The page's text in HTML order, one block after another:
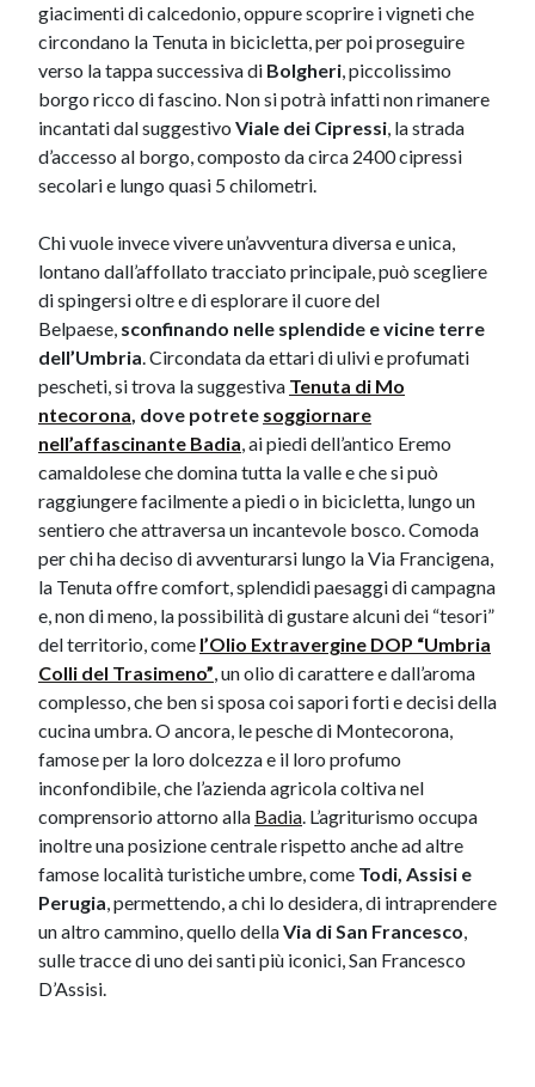
giacimenti di calcedonio, oppure scoprire i vigneti che
circondano la Tenuta in bicicletta, per poi proseguire
verso la tappa successiva di Bolgheri, piccolissimo
borgo ricco di fascino. Non si potrà infatti non rimanere
incantati dal suggestivo Viale dei Cipressi, la strada
d’accesso al borgo, composto da circa 2400 cipressi
secolari e lungo quasi 5 chilometri.​
​Chi vuole invece vivere un’avventura diversa e unica,
lontano dall’affollato tracciato principale, può scegliere
di spingersi oltre e di esplorare il cuore del
Belpaese, sconfinando nelle splendide e vicine terre
dell’Umbria. Circondata da ettari di ulivi e profumati
pescheti, si trova la suggestiva Tenuta di Mo​
ntecorona, dove potrete soggiornare
nell’affascinante Badia, ai piedi dell’antico Eremo
camaldolese che domina tutta la valle e che si può
raggiungere facilmente a piedi o in bicicletta, lungo un
sentiero che attraversa un incantevole bosco. Comoda
per chi ha deciso di avventurarsi lungo la Via Francigena,
la Tenuta offre comfort, splendidi paesaggi di campagna
e, non di meno, la possibilità di gustare alcuni dei “tesori”
del territorio, come l’Olio Extravergine DOP “Umbria
Colli del Trasimeno”, un olio di carattere e dall’aroma
complesso, che ben si sposa coi sapori forti e decisi della
cucina umbra. O ancora, le pesche di Montecorona,
famose per la loro dolcezza e il loro profumo
inconfondibile, che l’azienda agricola coltiva nel
comprensorio attorno alla Badia. L’agriturismo occupa
inoltre una posizione centrale rispetto anche ad altre
famose località turistiche umbre, come Todi, Assisi e
Perugia, permettendo, a chi lo desidera, di intraprendere
un altro cammino, quello dellaVia di San Francesco,
sulle tracce di uno dei santi più iconici, San Francesco
D’Assisi.